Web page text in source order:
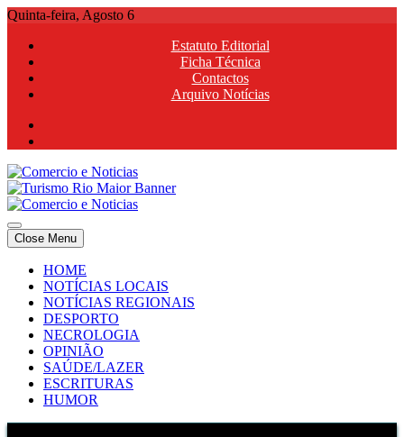
Skip
content
Quinta-feira, Agosto 6
Estatuto Editorial
Ficha Técnica
Contactos
Arquivo Notícias
Comercio e Noticias
Notícias e Publicidade Online
Comercio e Noticias
Notícias e Publicidade Online
Close Menu
HOME
NOTÍCIAS LOCAIS
NOTÍCIAS REGIONAIS
DESPORTO
NECROLOGIA
OPINIÃO
SAÚDE/LAZER
ESCRITURAS
HUMOR